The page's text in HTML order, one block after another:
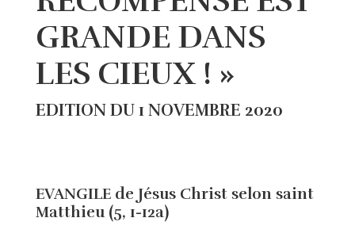
GRANDE DANS
LES CIEUX ! »
EDITION DU 1 NOVEMBRE 2020
EVANGILE de Jésus Christ selon saint
Matthieu (5, 1-12a)